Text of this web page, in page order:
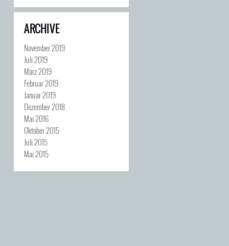
ARCHIVE
November 2019
Juli 2019
März 2019
Februar 2019
Januar 2019
Dezember 2018
Mai 2016
Oktober 2015
Juli 2015
Mai 2015